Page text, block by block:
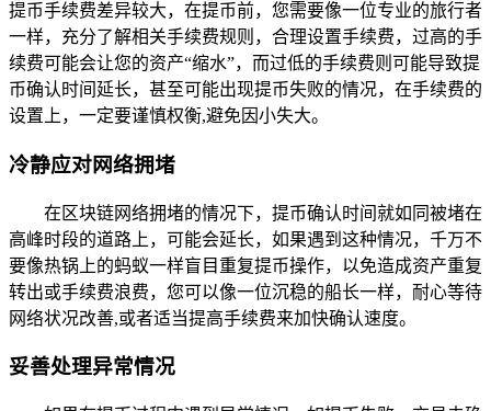
提币手续费差异较大，在提币前，您需要像一位专业的旅行者
一样，充分了解相关手续费规则，合理设置手续费，过高的手
续费可能会让您的资产“缩水”，而过低的手续费则可能导致提
币确认时间延长，甚至可能出现提币失败的情况，在手续费的
设置上，一定要谨慎权衡,避免因小失大。
冷静应对网络拥堵
在区块链网络拥堵的情况下，提币确认时间就如同被堵在
高峰时段的道路上，可能会延长，如果遇到这种情况，千万不
要像热锅上的蚂蚁一样盲目重复提币操作，以免造成资产重复
转出或手续费浪费，您可以像一位沉稳的船长一样，耐心等待
网络状况改善,或者适当提高手续费来加快确认速度。
妥善处理异常情况